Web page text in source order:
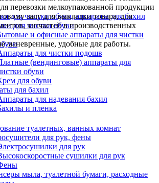
для чистки обуви, аппараты для бахил
для чистки обуви
и офисные аппараты для чистки
для чистки подошв
(вендинговые) аппараты для
обуви
для обуви
для бахил
для надевания бахил
и пленка
туалетных, ванных комнат
для рук, фены
для рук
сушилки для рук
мыла, туалетной бумаги, расходные
перевозки мелкоупакованной продукции
залу для выкладки товара, для
запчастей в производственных
маневренные, удобные для работы.